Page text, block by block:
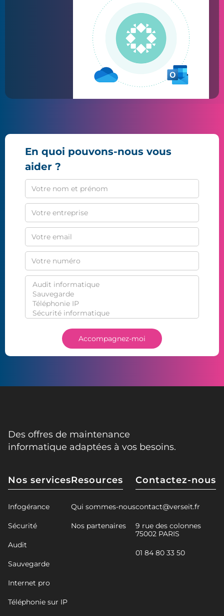
En quoi pouvons-nous vous
aider ?
Des offres de maintenance
informatique adaptées à vos besoins.
Nos services
Infogérance
Sécurité
Audit
Sauvegarde
Internet pro
Téléphonie sur IP
Resources
Qui sommes-nous
Nos partenaires
Contactez-nous
contact@verseit.fr
9 rue des colonnes
75002 PARIS
01 84 80 33 50